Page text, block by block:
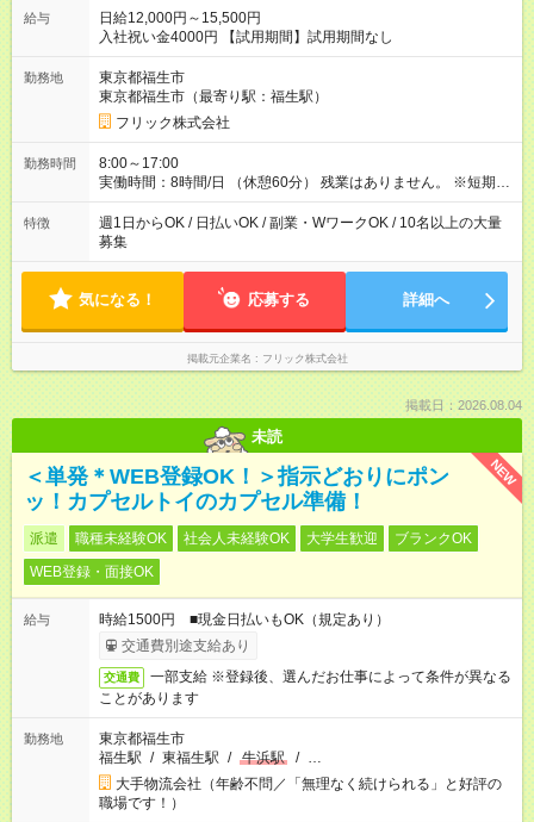
給与
日給12,000円～15,500円
入社祝い金4000円 【試用期間】試用期間なし
勤務地
東京都福生市
東京都福生市（最寄り駅：福生駅）
フリック株式会社
勤務時間
8:00～17:00
実働時間：8時間/日 （休憩60分） 残業はありません。 ※短期の
募集は行っておりません。予めご了承くださいませ。
特徴
週1日からOK / 日払いOK / 副業・WワークOK / 10名以上の大量
募集
気になる！ 応募する 詳細へ
掲載元企業名 フリック株式会社
掲載日：2026.08.04
未読
NEW
＜単発＊WEB登録OK！＞指示どおりにポン
ッ！カプセルトイのカプセル準備！
派遣 職種未経験OK 社会人未経験OK 大学生歓迎
ブランクOK
WEB登録・面接OK
給与
時給1500円 ■現金日払いもOK（規定あり）
交通費別途支給あり
交通費
一部支給 ※登録後、選んだお仕事によって条件が異なる
ことがあります
勤務地
東京都福生市
福生駅 / 東福生駅 / 牛浜駅 / …
大手物流会社（年齢不問／「無理なく続けられる」と好評の
職場です！）